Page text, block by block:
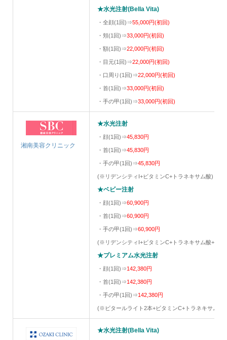
★水光注射(Bella Vita)
・全顔(1回)⇒55,000円(初回)
・頬(1回)⇒33,000円(初回)
・額(1回)⇒22,000円(初回)
・目元(1回)⇒22,000円(初回)
・口周り(1回)⇒22,000円(初回)
・首(1回)⇒33,000円(初回)
・手の甲(1回)⇒33,000円(初回)
湘南美容クリニック
★水光注射
・顔(1回)⇒45,830円
・首(1回)⇒45,830円
・手の甲(1回)⇒45,830円
(※リデンシティI+ビタミンC+トラネキサム酸)
★ベビー注射
・顔(1回)⇒60,900円
・首(1回)⇒60,900円
・手の甲(1回)⇒60,900円
(※リデンシティI+ビタミンC+トラネキサム酸+ベビ
★プレミアム水光注射
・顔(1回)⇒142,380円
・首(1回)⇒142,380円
・手の甲(1回)⇒142,380円
(※ビタールライト2本+ビタミンC+トラネキサム酸
★水光注射(Bella Vita)